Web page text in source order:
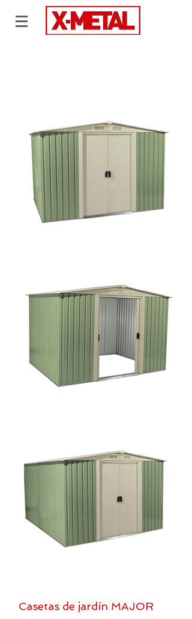
Casetas de jardín MAJOR